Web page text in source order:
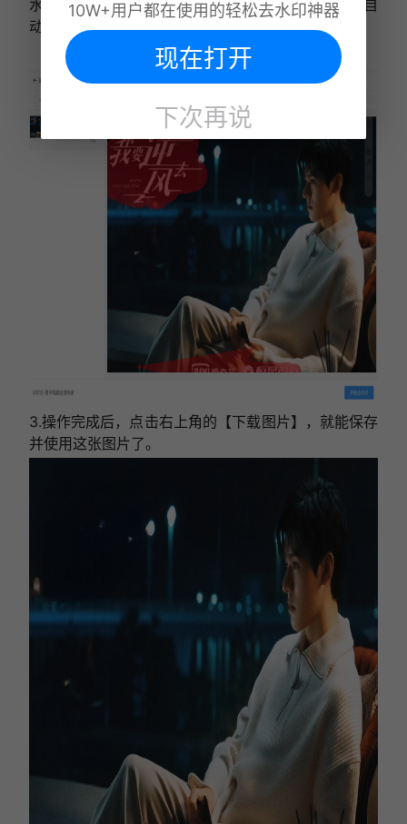
水印区域，点击图片上方的【开始去水印】，AI就能自
动完成整个过程啦。
3.操作完成后，点击右上角的【下载图片】，就能保存
并使用这张图片了。
10W+用户都在使用的轻松去水印神器
现在打开
下次再说